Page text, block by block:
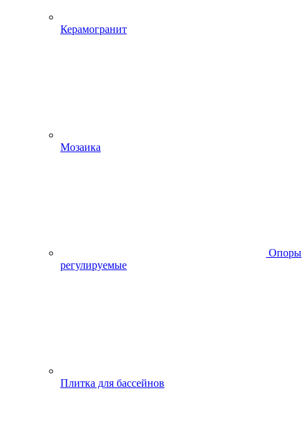
Керамогранит
Мозаика
Опоры
регулируемые
Плитка для бассейнов